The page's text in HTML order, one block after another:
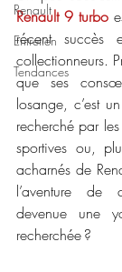
Renault
Entretien
Tendances
Renault 9 turbo
récent succès
collectionneurs.
que ses
losange, c’est
recherché par
sportives ou,
acharnés de
l’aventure de
devenue une
recherchée ?